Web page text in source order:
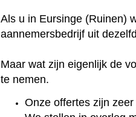
Als u in Eursinge (Ruinen)
aannemersbedrijf uit
Maar wat zijn eigenlijk de
te nemen.
Onze offertes zijn